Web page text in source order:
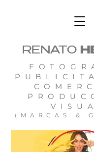
RENATO
(MARCAS &